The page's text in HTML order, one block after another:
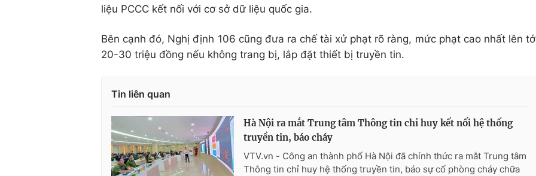
liệu PCCC kết nối với cơ sở dữ liệu quốc gia.
Bên cạnh đó, Nghị định 106 cũng đưa ra chế tài xử phạt rõ ràng, mức phạt cao nhất lên
20-30 triệu đồng nếu không trang bị, lắp đặt thiết bị truyền tin.
Tin liên quan
Hà Nội ra mắt Trung tâm Thông tin chỉ huy kết nối hệ thống
truyền tin, báo cháy
VTV.vn - Công an thành phố Hà Nội đã chính thức ra mắt Trung tâm
Thông tin chỉ huy hệ thống truyền tin, báo sự cố phòng cháy chữa